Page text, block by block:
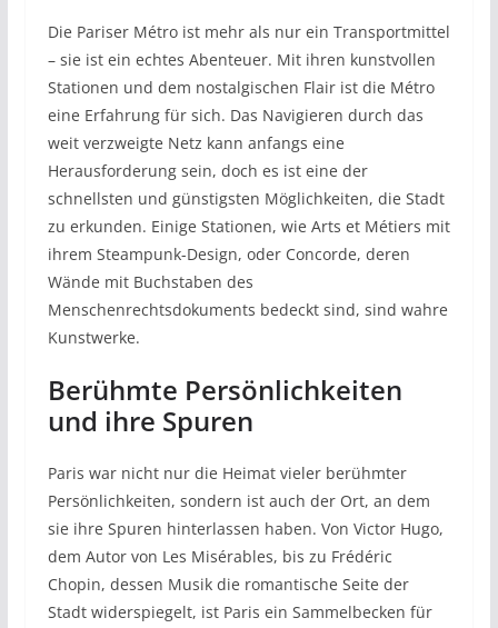
Die Pariser Métro ist mehr als nur ein Transportmittel
– sie ist ein echtes Abenteuer. Mit ihren kunstvollen
Stationen und dem nostalgischen Flair ist die Métro
eine Erfahrung für sich. Das Navigieren durch das
weit verzweigte Netz kann anfangs eine
Herausforderung sein, doch es ist eine der
schnellsten und günstigsten Möglichkeiten, die Stadt
zu erkunden. Einige Stationen, wie Arts et Métiers mit
ihrem Steampunk-Design, oder Concorde, deren
Wände mit Buchstaben des
Menschenrechtsdokuments bedeckt sind, sind wahre
Kunstwerke.
Berühmte Persönlichkeiten
und ihre Spuren
Paris war nicht nur die Heimat vieler berühmter
Persönlichkeiten, sondern ist auch der Ort, an dem
sie ihre Spuren hinterlassen haben. Von Victor Hugo,
dem Autor von Les Misérables, bis zu Frédéric
Chopin, dessen Musik die romantische Seite der
Stadt widerspiegelt, ist Paris ein Sammelbecken für